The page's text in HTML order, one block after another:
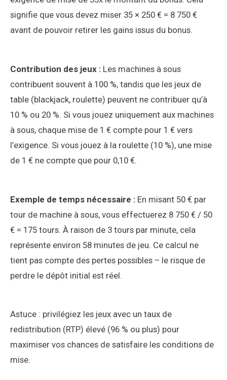
signifie que vous devez miser 35 × 250 € = 8 750 €
avant de pouvoir retirer les gains issus du bonus.
Contribution des jeux : Les machines à sous
contribuent souvent à 100 %, tandis que les jeux de
table (blackjack, roulette) peuvent ne contribuer qu’à
10 % ou 20 %. Si vous jouez uniquement aux machines
à sous, chaque mise de 1 € compte pour 1 € vers
l’exigence. Si vous jouez à la roulette (10 %), une mise
de 1 € ne compte que pour 0,10 €.
Exemple de temps nécessaire : En misant 50 € par
tour de machine à sous, vous effectuerez 8 750 € / 50
€ = 175 tours. À raison de 3 tours par minute, cela
représente environ 58 minutes de jeu. Ce calcul ne
tient pas compte des pertes possibles – le risque de
perdre le dépôt initial est réel.
Astuce : privilégiez les jeux avec un taux de
redistribution (RTP) élevé (96 % ou plus) pour
maximiser vos chances de satisfaire les conditions de
mise.